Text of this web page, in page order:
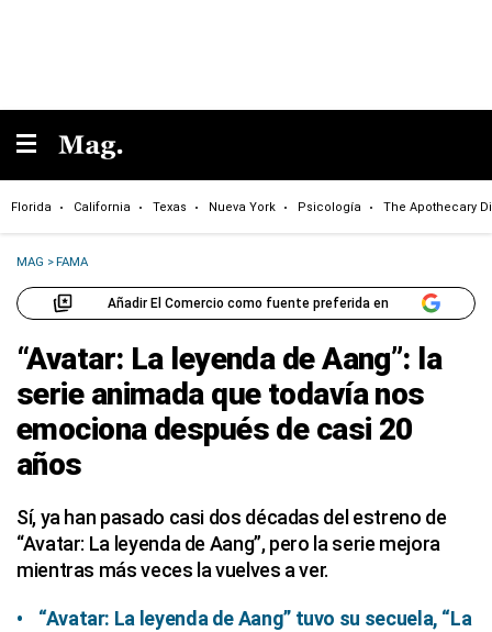
Florida California Texas Nueva York Psicología The Apothecary
MAG >FAMA
Añadir El Comercio como fuente preferida en
“Avatar: La leyenda de Aang”: la
serie animada que todavía nos
emociona después de casi 20
años
Sí, ya han pasado casi dos décadas del estreno de
“Avatar: La leyenda de Aang”, pero la serie mejora
mientras más veces la vuelves a ver.
“Avatar: La leyenda de Aang” tuvo su secuela, “La